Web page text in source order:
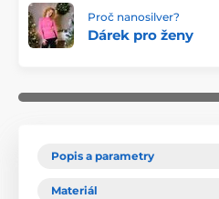
Proč nanosilver?
Dárek pro ženy
Popis a parametry
Materiál